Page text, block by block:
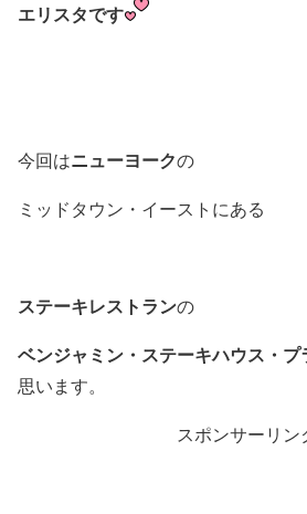
エリスタです
今回はニューヨークの
ミッドタウン・イーストにある
ステーキレストランの
ベンジャミン・ステーキハウス・プ
思います。
スポンサーリン